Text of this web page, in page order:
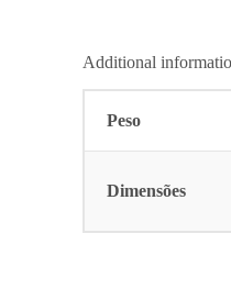
Additional
Peso
Dimensões